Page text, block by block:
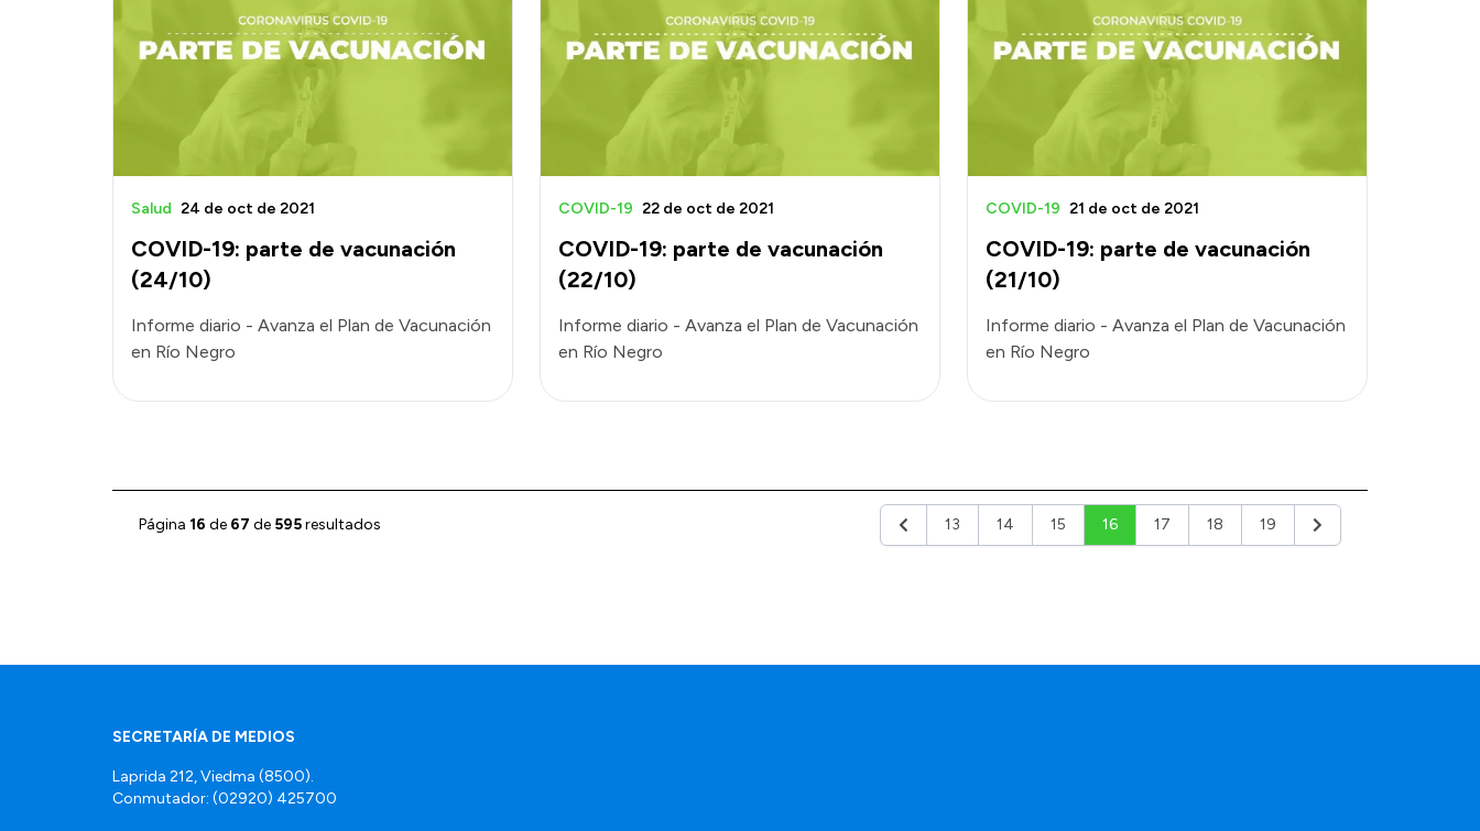
COVID-19: parte de vacunación
(24/10)
Salud 24 de oct de 2021
Informe diario - Avanza el Plan de Vacunación
en Río Negro
COVID-19: parte de vacunación
(22/10)
COVID-19 22 de oct de 2021
Informe diario - Avanza el Plan de Vacunación
en Río Negro
COVID-19: parte de vacunación
(21/10)
COVID-19 21 de oct de 2021
Informe diario - Avanza el Plan de Vacunación
en Río Negro
Página 16 de 67 de 595resultados Anterior
13 14 15 16 17 18 19 Siguiente
SECRETARÍA DE MEDIOS
Laprida 212, Viedma (8500).
Conmutador: (02920) 425700